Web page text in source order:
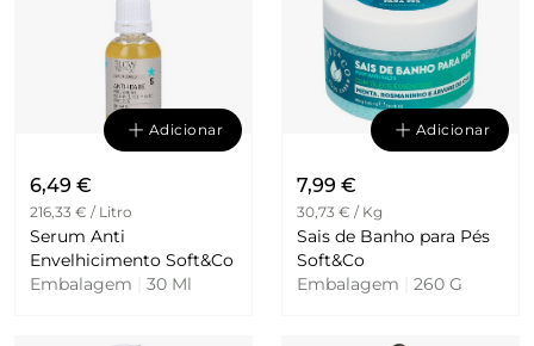
Adicionar
6,49 €
216,33 € / Litro
Serum Anti
Envelhicimento Soft&Co
Embalagem
30 Ml
Adicionar
7,99 €
30,73 € / Kg
Sais de Banho para Pés
Soft&Co
Embalagem
260 G